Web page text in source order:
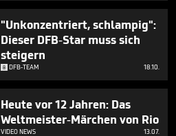
"Unkonzentriert, schlampig":
Dieser DFB-Star muss sich
steigern
DFB-TEAM 18.10.
Heute vor 12 Jahren: Das
Weltmeister-Märchen von Rio
VIDEO NEWS 13.07.